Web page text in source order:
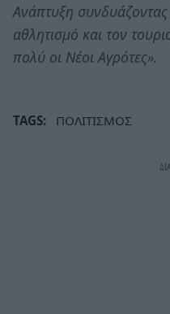
Ανάπτυξη συνδυάζοντας
αθλητισμό και τον
πολύ οι Νέοι Αγρότες».
TAGS: ΠΟΛΙΤΙΣΜΟΣ